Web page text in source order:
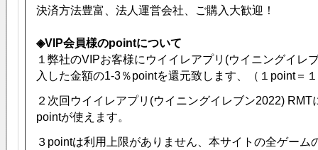
決済方法豊富、法人運営会社、ご購入大歓迎！
◈VIP会員様のpointについて
１弊社のVIPお客様にウイイレアプリ(ウイニングイレ
入した金額の1-3％pointを還元致します、（１point＝
２次回ウイイレアプリ(ウイニングイレブン2022) RMT
pointが使えます。
３pointは利用上限がありません、本サイトの全ゲーム